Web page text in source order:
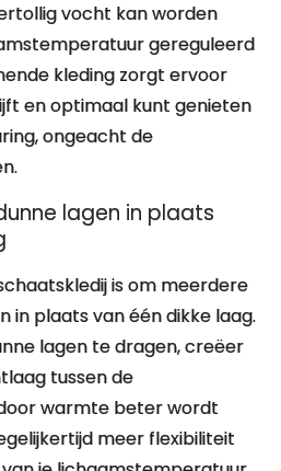
vocht kan worden
gereguleerd
kleding zorgt ervoor
en optimaal kunt genieten
ongeacht de
lagen in plaats
is om meerdere
in plaats van één dikke laag.
lagen te dragen, creëer
tussen de
warmte beter wordt
meer flexibiliteit